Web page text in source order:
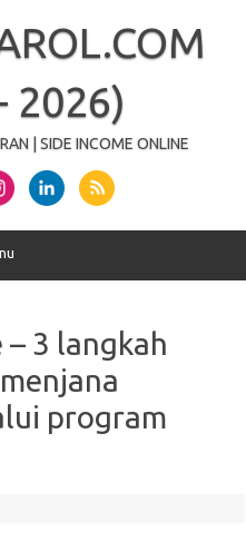
2026)
| SIDE INCOME ONLINE
3 langkah
program